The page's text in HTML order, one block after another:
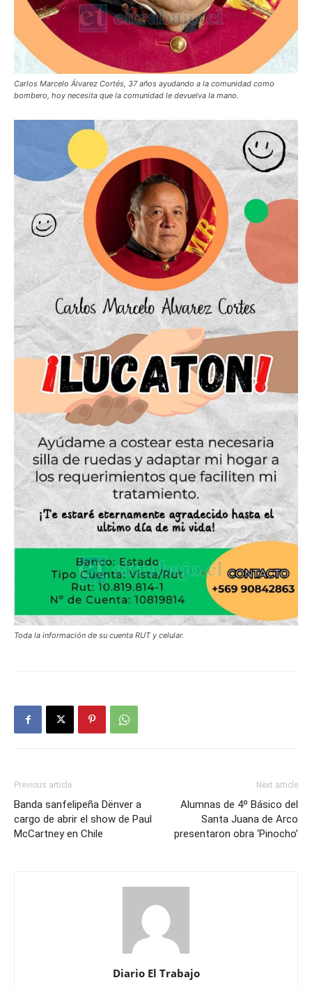
Carlos Marcelo Álvarez Cortés, 37 años ayudando a la comunidad como
bombero, hoy necesita que la comunidad le devuelva la mano.
Toda la información de su cuenta RUT y celular.
Previous article
Banda sanfelipeña Dënver a
cargo de abrir el show de Paul
McCartney en Chile
Next article
Alumnas de 4º Básico del
Santa Juana de Arco
presentaron obra ‘Pinocho’
Diario El Trabajo